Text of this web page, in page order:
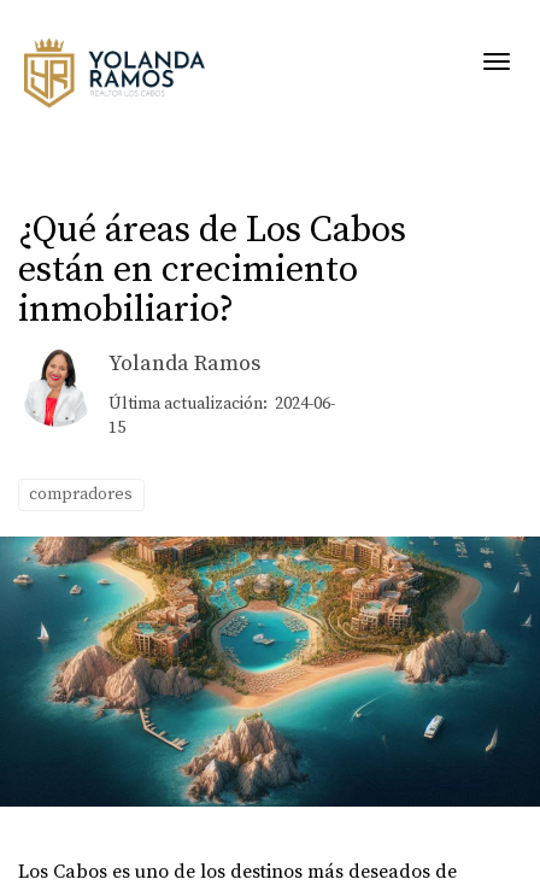
¿Qué áreas de Los Cabos
están en crecimiento
inmobiliario?
Yolanda Ramos
Última actualización: 2024-06-
15
compradores
Los Cabos es uno de los destinos más deseados de